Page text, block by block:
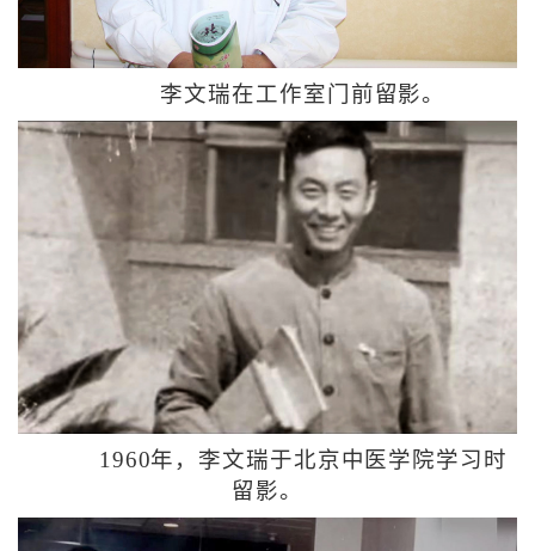
李文瑞在工作室门前留影。
1960年，李文瑞于北京中医学院学习时
留影。